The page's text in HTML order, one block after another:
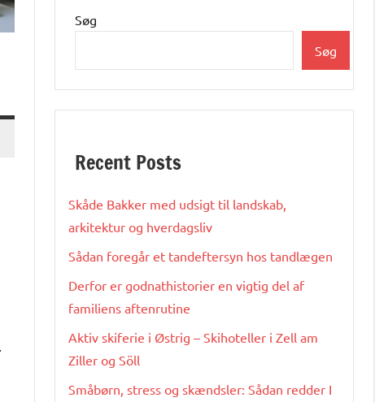
Søg
Søg
Recent Posts
Skåde Bakker med udsigt til landskab,
arkitektur og hverdagsliv
Sådan foregår et tandeftersyn hos tandlægen
Derfor er godnathistorier en vigtig del af
familiens aftenrutine
Aktiv skiferie i Østrig – Skihoteller i Zell am
Ziller og Söll
Småbørn, stress og skændsler: Sådan redder I